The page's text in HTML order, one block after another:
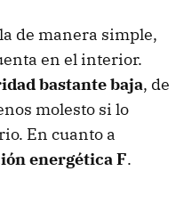
de manera simple,
en el interior.
bastante baja, de
molesto si lo
En cuanto a
energética F.